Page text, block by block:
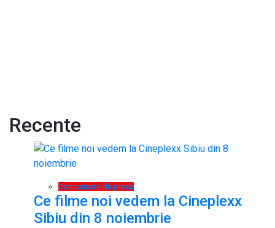
Recente
Comunicate de presa
Ce filme noi vedem la Cineplexx
Sibiu din 8 noiembrie